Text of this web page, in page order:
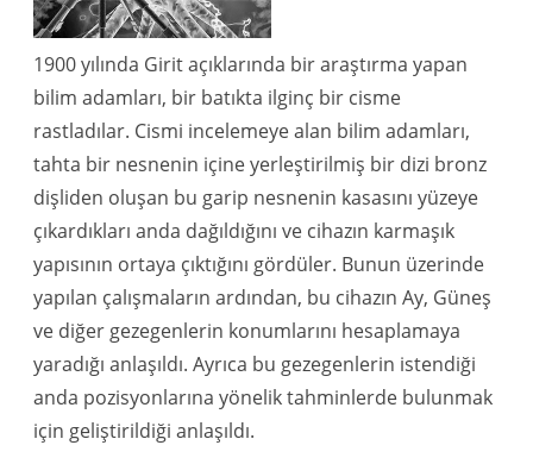
1900 yılında Girit açıklarında bir araştırma yapan
bilim adamları, bir batıkta ilginç bir cisme
rastladılar. Cismi incelemeye alan bilim adamları,
tahta bir nesnenin içine yerleştirilmiş bir dizi bronz
dişliden oluşan bu garip nesnenin kasasını yüzeye
çıkardıkları anda dağıldığını ve cihazın karmaşık
yapısının ortaya çıktığını gördüler. Bunun üzerinde
yapılan çalışmaların ardından, bu cihazın Ay, Güneş
ve diğer gezegenlerin konumlarını hesaplamaya
yaradığı anlaşıldı. Ayrıca bu gezegenlerin istendiği
anda pozisyonlarına yönelik tahminlerde bulunmak
için geliştirildiği anlaşıldı.